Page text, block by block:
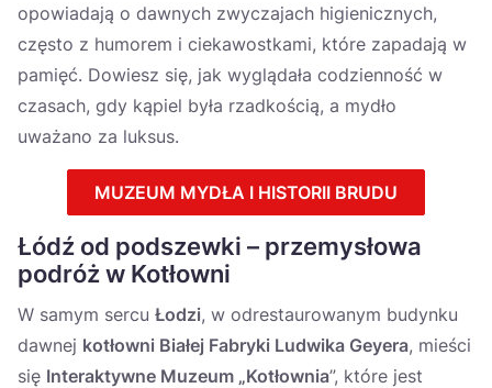
opowiadają o dawnych zwyczajach higienicznych,
często z humorem i ciekawostkami, które zapadają w
pamięć. Dowiesz się, jak wyglądała codzienność w
czasach, gdy kąpiel była rzadkością, a mydło
uważano za luksus.
MUZEUM MYDŁA I HISTORII BRUDU
Łódź od podszewki – przemysłowa
podróż w Kotłowni
W samym sercu Łodzi, w odrestaurowanym budynku
dawnej kotłowni Białej Fabryki Ludwika Geyera, mieści
się Interaktywne Muzeum „Kotłownia”, które jest